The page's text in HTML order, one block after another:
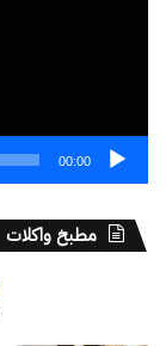
00:00
مطبخ واكلات